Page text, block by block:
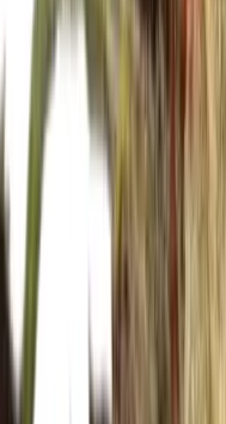
Vapes & Zubehör